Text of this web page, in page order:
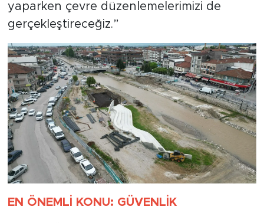
yaparken çevre düzenlemelerimizi de
gerçekleştireceğiz.”
EN ÖNEMLİ KONU: GÜVENLİK